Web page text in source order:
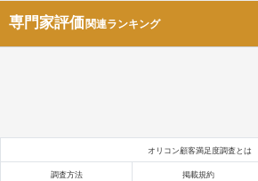
専門家評価関連ランキング
オリコン顧客満足度調査とは
調査方法 掲載規約